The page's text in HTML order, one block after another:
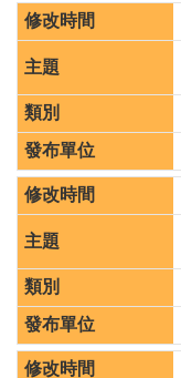
告
業
務
資
訊
便
民
服
務
公
務
專
區